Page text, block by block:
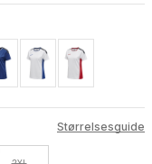
Størrelsesguide